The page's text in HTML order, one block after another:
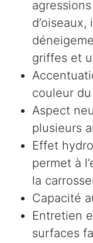
griffes et
couleur
Aspect
plusieurs
Effet
permet à
la
Capacité
Entretien
surfaces